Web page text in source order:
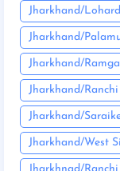
Jharkhand/
Jharkhand/
Jharkhand/
Jharkhand/Ranchi
Jharkhand/
Jharkhand/West